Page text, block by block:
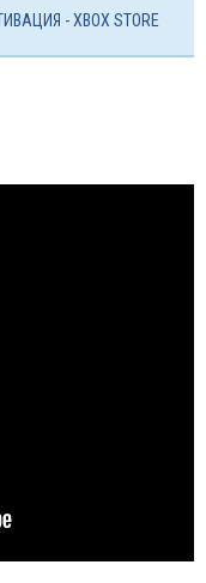
- ХBOX STORE